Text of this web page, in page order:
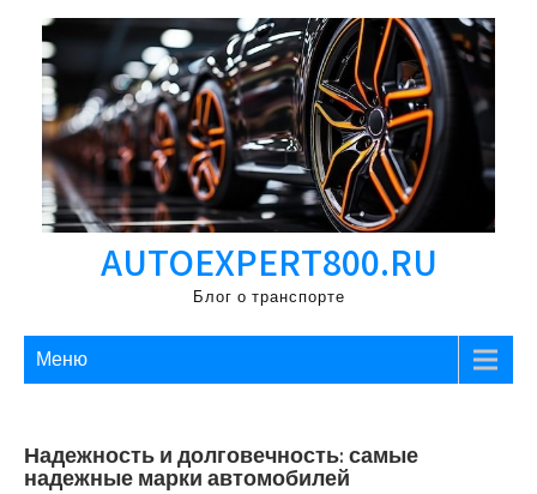
Перейти
содержимому
AUTOEXPERT800.RU
Блог о транспорте
Меню
Надежность и долговечность: самые
надежные марки автомобилей